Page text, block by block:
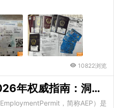
10822浏览
菲律宾AEP劳工证2026年权威指南：洞察新政、掌握流程、规避风险
，简称AEP）是